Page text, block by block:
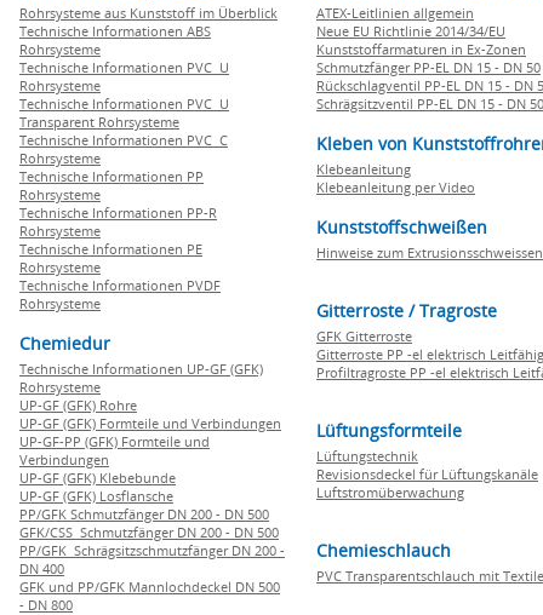
Rohrsysteme aus Kunststoff im Überblick
Technische Informationen ABS
Rohrsysteme
Technische Informationen PVC U
Rohrsysteme
Technische Informationen PVC U
Transparent Rohrsysteme
Technische Informationen PVC C
Rohrsysteme
Technische Informationen PP
Rohrsysteme
Technische Informationen PP-R
Rohrsysteme
Technische Informationen PE
Rohrsysteme
Technische Informationen PVDF
Rohrsysteme
Chemiedur
Technische Informationen UP-GF (GFK)
Rohrsysteme
UP-GF (GFK) Rohre
UP-GF (GFK) Formteile und Verbindungen
UP-GF-PP (GFK) Formteile und
Verbindungen
UP-GF (GFK) Klebebunde
UP-GF (GFK) Losflansche
PP/GFK Schmutzfänger DN 200 - DN 500
GFK/CSS Schmutzfänger DN 200 - DN 500
PP/GFK Schrägsitzschmutzfänger DN 200 -
DN 400
GFK und PP/GFK Mannlochdeckel DN 500
- DN 800
ATEX-Leitlinien allgemein
Neue EU Richtlinie 2014/34/EU
Kunststoffarmaturen in Ex-Zonen
Schmutzfänger PP-EL DN 15 - DN 50
Rückschlagventil PP-EL DN 15 - DN
Schrägsitzventil PP-EL DN 15 - DN 50
Kleben von
Klebeanleitung
Klebeanleitung per Video
Kunststoffschweißen
Hinweise zum Extrusionsschweissen
Gitterroste / Tragroste
GFK Gitterroste
Gitterroste PP -el elektrisch Leitfähig
Profiltragroste PP -el elektrisch
Lüftungsformteile
Lüftungstechnik
Revisionsdeckel für Lüftungskanäle
Luftstromüberwachung
Chemieschlauch
PVC Transparentschlauch mit